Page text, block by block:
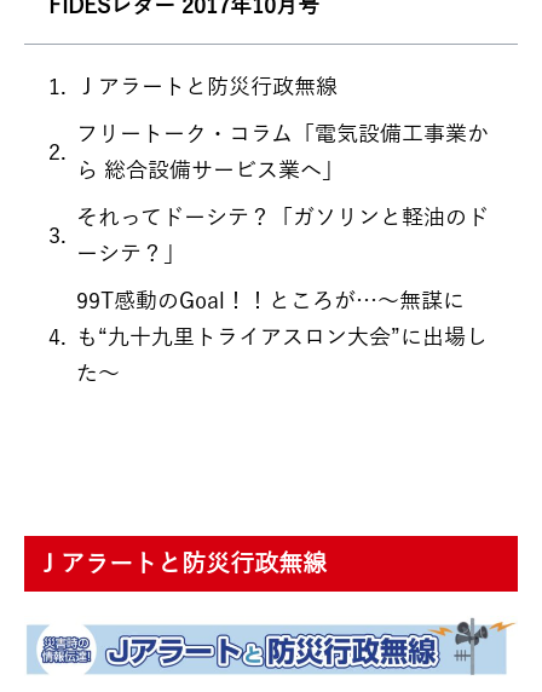
FIDESレター 2017年10月号
Ｊアラートと防災行政無線
フリートーク・コラム「電気設備工事業か
ら 総合設備サービス業へ」
それってドーシテ？「ガソリンと軽油のド
ーシテ？」
99T感動のGoal！！ところが…～無謀に
も“九十九里トライアスロン大会”に出場し
た～
Ｊアラートと防災行政無線